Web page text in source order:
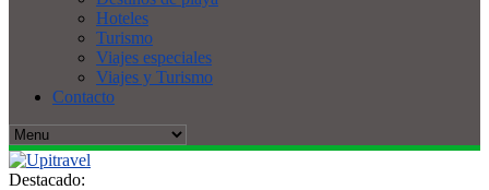
Hoteles
Turismo
Viajes especiales
Viajes y Turismo
Contacto
Destacado: